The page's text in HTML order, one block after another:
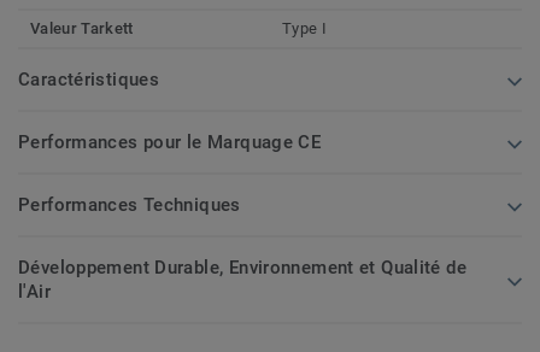
Valeur Tarkett Type I
Caractéristiques
Performances pour le Marquage CE
Performances Techniques
Développement Durable, Environnement et Qualité de
l'Air